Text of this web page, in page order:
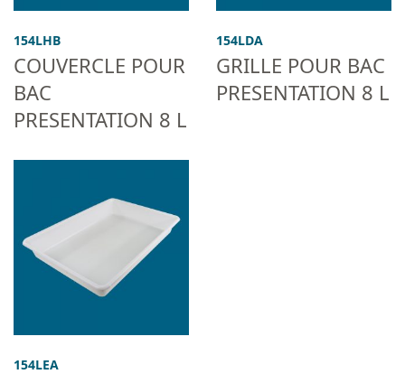
154LHB
COUVERCLE POUR
BAC
PRESENTATION 8 L
154LDA
GRILLE POUR BAC
PRESENTATION 8 L
154LEA